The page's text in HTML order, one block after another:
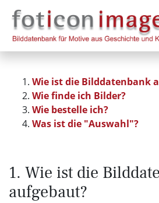
Wie ist die Bilddatenbank
Wie finde ich Bilder?
Wie bestelle ich?
Was ist die "Auswahl"?
1. Wie ist die
aufgebaut?